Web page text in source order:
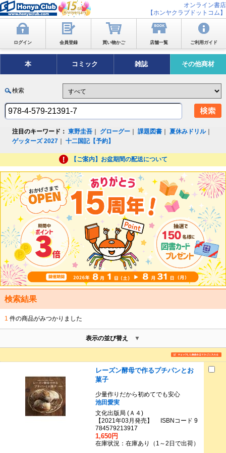
オンライン書店
【ホンヤクラブドットコム】
ログイン 会員登録 買い物かご 店舗一覧 ご利用ガイド
本 コミック 雑誌 その他商材
検索
注目のキーワード： 東野圭吾 グローグー ｜課題図書 ｜夏休みドリル｜
ゲッターズ 2027 ｜十二国記【予約】
【ご案内】お盆期間の配送について
検索結果
1 件の商品がみつかりました
表示の並び替え
レーズン酵母で作るプチパンとお
菓子
少量作りだから初めてでも安心
池田愛実
文化出版局 (Ａ４)
【2021年03月発売】 ISBNコード 9
784579213917
1,650円
在庫状況：在庫あり（1～2日で出荷）